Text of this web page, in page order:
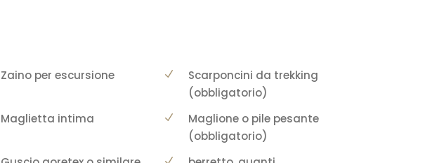
Zaino per escursione
Scarponcini da trekking
(obbligatorio)
Maglietta intima
Maglione o pile pesante
(obbligatorio)